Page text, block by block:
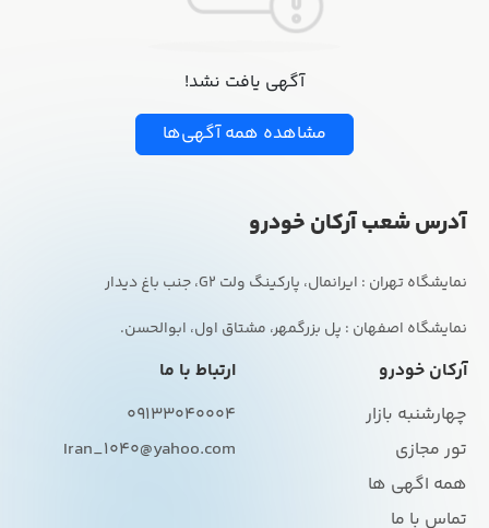
آگهی یافت نشد!
مشاهده همه آگهی‌ها
آدرس شعب آرکان خودرو
نمایشگاه اصفهان : پل بزرگمهر، مشتاق اول، ابوالحسن.
آرکان خودرو
چهارشنبه بازار
تور مجازی
همه اگهی ها
تماس با ما
ارتباط با ما
09133040004
Iran_1040@yahoo.com